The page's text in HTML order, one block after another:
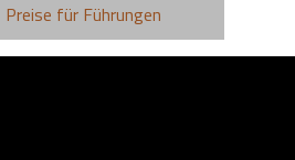
Preise für Führungen